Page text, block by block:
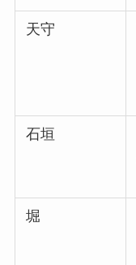
天守
石垣
堀